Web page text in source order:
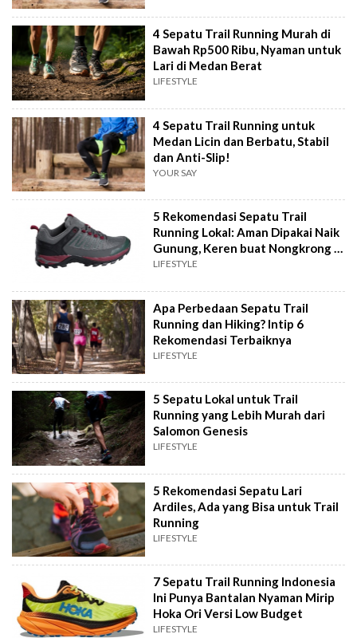
4 Sepatu Trail Running Murah di
Bawah Rp500 Ribu, Nyaman untuk
Lari di Medan Berat
LIFESTYLE
4 Sepatu Trail Running untuk
Medan Licin dan Berbatu, Stabil
dan Anti-Slip!
YOUR SAY
5 Rekomendasi Sepatu Trail
Running Lokal: Aman Dipakai Naik
Gunung, Keren buat Nongkrong di
Cafe
LIFESTYLE
Apa Perbedaan Sepatu Trail
Running dan Hiking? Intip 6
Rekomendasi Terbaiknya
LIFESTYLE
5 Sepatu Lokal untuk Trail
Running yang Lebih Murah dari
Salomon Genesis
LIFESTYLE
5 Rekomendasi Sepatu Lari
Ardiles, Ada yang Bisa untuk Trail
Running
LIFESTYLE
7 Sepatu Trail Running Indonesia
Ini Punya Bantalan Nyaman Mirip
Hoka Ori Versi Low Budget
LIFESTYLE